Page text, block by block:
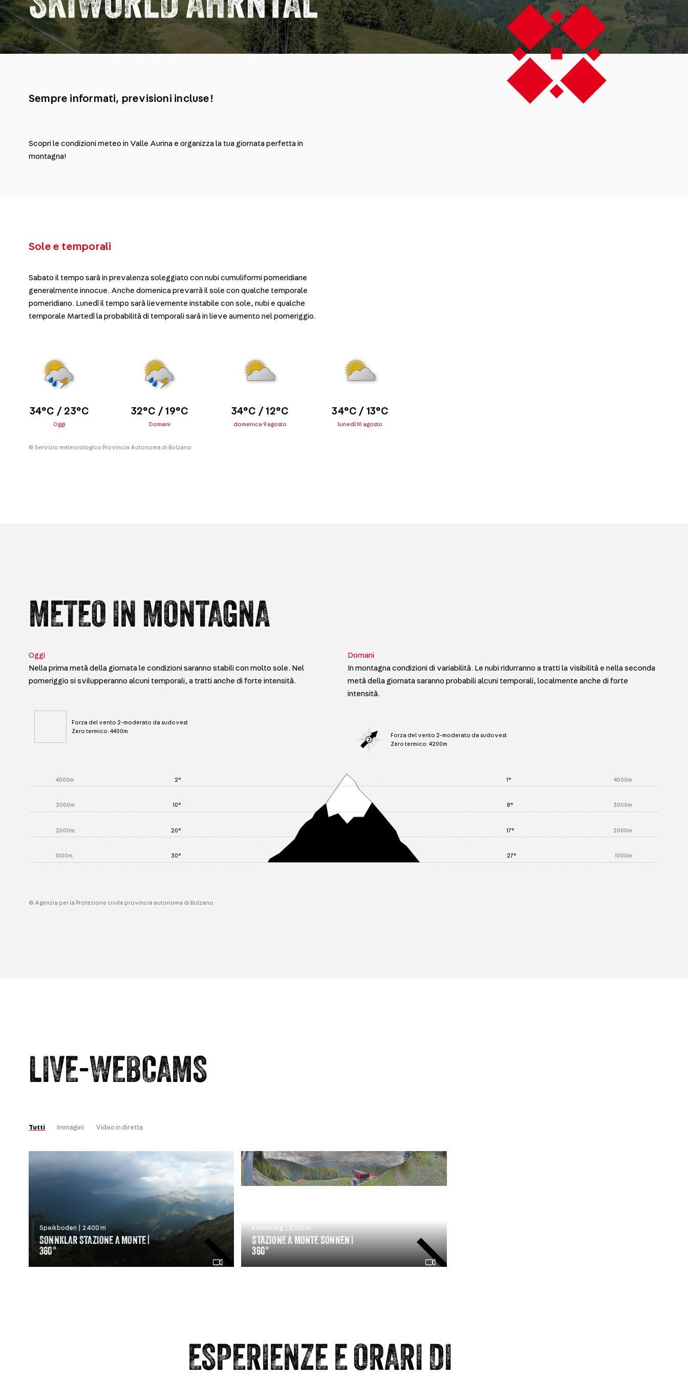
Sempre informati, previsioni incluse!
Scopri le condizioni meteo in Valle Aurina e organizza la tua giornata perfetta in
montagna!
Sole e temporali
Sabato il tempo sarà in prevalenza soleggiato con nubi cumuliformi pomeridiane
generalmente innocue. Anche domenica prevarrà il sole con qualche temporale
pomeridiano. Lunedì il tempo sarà lievemente instabile con sole, nubi e qualche
temporale Martedì la probabilità di temporali sarà in lieve aumento nel pomeriggio.
34°C / 23°C
Oggi
32°C / 19°C
Domani
34°C / 12°C
domenica 9 agosto
34°C / 13°C
lunedì 10 agosto
© Servizio meteorologico Provincia Autonoma di Bolzano
METEO IN MONTAGNA
Oggi
Nella prima metà della giornata le condizioni saranno stabili con molto sole. Nel
pomeriggio si svilupperanno alcuni temporali, a tratti anche di forte intensità.
Forza del vento 2-moderato da sudovest
Zero termico: 4400m
Domani
In montagna condizioni di variabilità. Le nubi ridurranno a tratti la visibilità e nella seconda
metà della giornata saranno probabili alcuni temporali, localmente anche di forte
intensità.
Forza del vento 2-moderato da sudovest
Zero termico: 4200m
4000m 2° 1° 4000m
3000m 10° 8° 3000m
2000m 20° 17° 2000m
1000m 30° 27° 1000m
© Agenzia per la Protezione civile provincia autonoma di Bolzano
LIVE-WEBCAMS
Tutti Immagini Video in diretta
Speikboden | 2.400 m
SONNKLAR STAZIONE A MONTE |
360°
Klausberg | 2.100 m
STAZIONE A MONTE SONNEN |
360°
ESPERIENZE E ORARI DI